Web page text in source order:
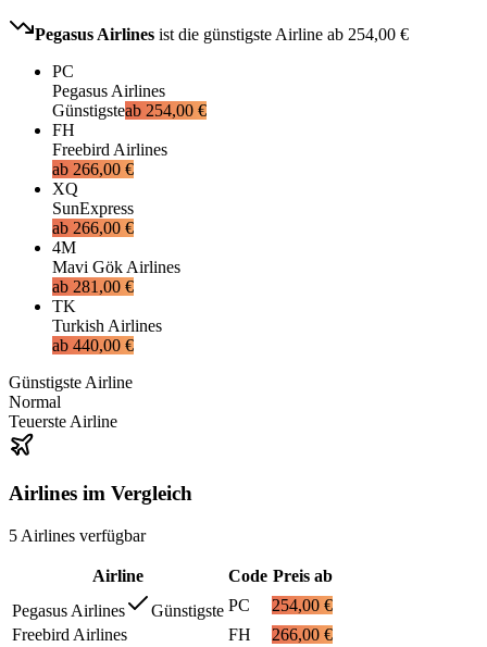
Pegasus Airlines ist die günstigste Airline ab 254,00 €
PC
Pegasus Airlines
Günstigsteab 254,00 €
FH
Freebird Airlines
ab 266,00 €
XQ
SunExpress
ab 266,00 €
4M
Mavi Gök Airlines
ab 281,00 €
TK
Turkish Airlines
ab 440,00 €
Günstigste Airline
Normal
Teuerste Airline
Airlines im Vergleich
5 Airlines verfügbar
Airline Code Preis ab
Pegasus Airlines
Günstigste PC
254,00 €
Freebird Airlines
FH
266,00 €